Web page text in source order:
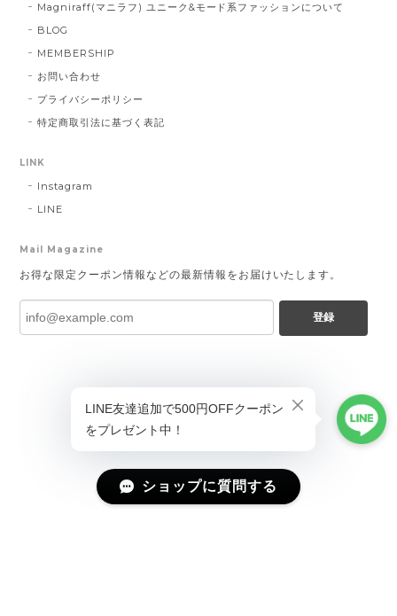
Magniraff(マニラフ) ユニーク&モード系ファッションについて
BLOG
MEMBERSHIP
お問い合わせ
プライバシーポリシー
特定商取引法に基づく表記
LINK
Instagram
LINE
Mail Magazine
お得な限定クーポン情報などの最新情報をお届けいたします。
登録
ショップに質問する